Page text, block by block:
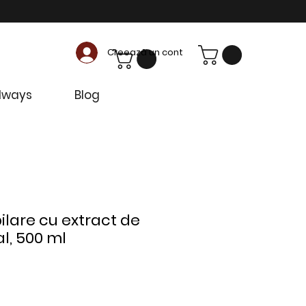
Blog
Creează un cont
cu extract de
500 ml